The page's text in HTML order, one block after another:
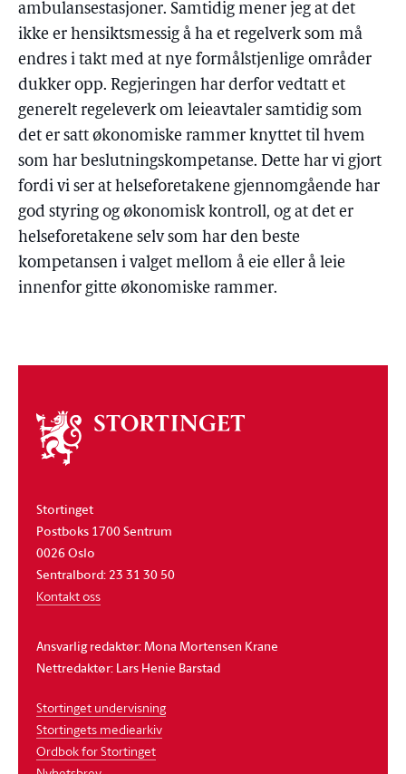
ambulansestasjoner. Samtidig mener jeg at det
ikke er hensiktsmessig å ha et regelverk som må
endres i takt med at nye formålstjenlige områder
dukker opp. Regjeringen har derfor vedtatt et
generelt regeleverk om leieavtaler samtidig som
det er satt økonomiske rammer knyttet til hvem
som har beslutningskompetanse. Dette har vi gjort
fordi vi ser at helseforetakene gjennomgående har
god styring og økonomisk kontroll, og at det er
helseforetakene selv som har den beste
kompetansen i valget mellom å eie eller å leie
innenfor gitte økonomiske rammer.
Om
stortinget
Stortinget
Postboks 1700 Sentrum
0026 Oslo
Sentralbord: 23 31 30 50
Kontakt oss
Ansvarlig redaktør: Mona Mortensen Krane
Nettredaktør: Lars Henie Barstad
Stortinget undervisning
Stortingets mediearkiv
Ordbok for Stortinget